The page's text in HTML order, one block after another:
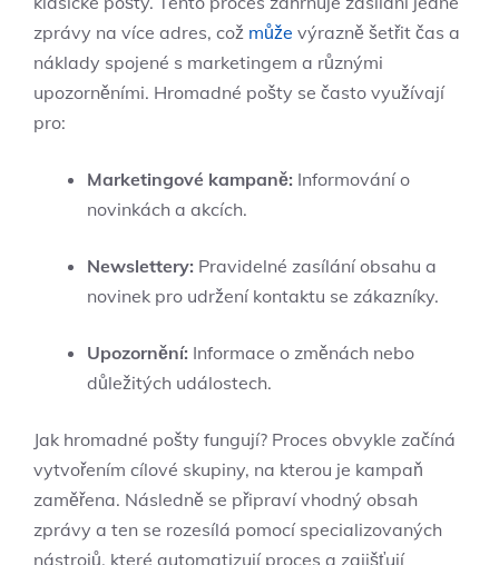
zprávy na více adres, což může výrazně šetřit čas a
náklady spojené s marketingem a různými
upozorněními. Hromadné pošty se často využívají
pro:
Marketingové kampaně: Informování o
novinkách a akcích.
Newslettery: Pravidelné zasílání obsahu a
novinek pro udržení kontaktu se zákazníky.
Upozornění: Informace o změnách nebo
důležitých událostech.
Jak hromadné pošty fungují? Proces obvykle začíná
vytvořením cílové skupiny, na kterou je kampaň
zaměřena. Následně se připraví vhodný obsah
zprávy a ten se rozesílá pomocí specializovaných
nástrojů, které automatizují proces a zajišťují